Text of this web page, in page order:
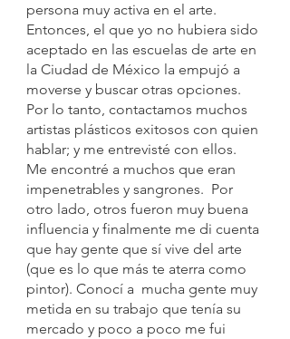
persona muy activa en el arte.
Entonces, el que yo no hubiera sido
aceptado en las escuelas de arte en
la Ciudad de México la empujó a
moverse y buscar otras opciones.
Por lo tanto, contactamos muchos
artistas plásticos exitosos con quien
hablar; y me entrevisté con ellos.
Me encontré a muchos que eran
impenetrables y sangrones.  Por
otro lado, otros fueron muy buena
influencia y finalmente me di cuenta
que hay gente que sí vive del arte
(que es lo que más te aterra como
pintor). Conocí a  mucha gente muy
metida en su trabajo que tenía su
mercado y poco a poco me fui